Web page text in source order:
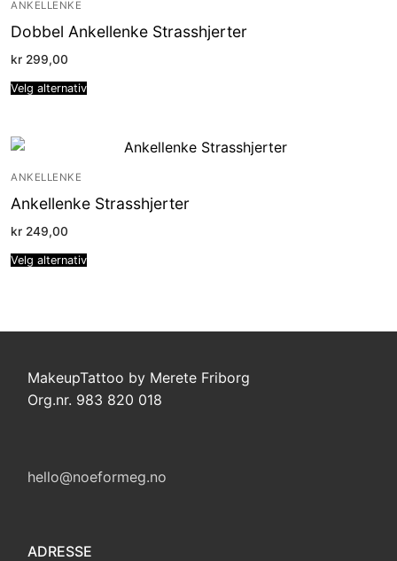
ANKELLENKE
Dobbel Ankellenke Strasshjerter
kr 299,00
Velg alternativ
ANKELLENKE
Ankellenke Strasshjerter
kr 249,00
Velg alternativ
MakeupTattoo by Merete Friborg
Org.nr. 983 820 018
hello@noeformeg.no
ADRESSE